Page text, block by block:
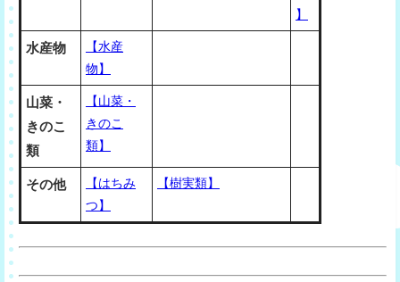
】
水産物
【水産
物】
山菜・
きのこ
類
【山菜・
きのこ
類】
その他
【はちみ
つ】
【樹実類】